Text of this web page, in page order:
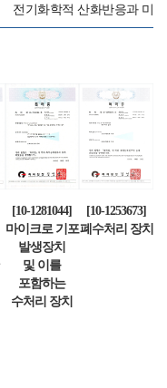
전기화학적 산화반응과 미
[10-1281044]
마이크로 기포
발생장치
및 이를
포함하는
수처리 장치
[10-1253673]
폐수처리 장치